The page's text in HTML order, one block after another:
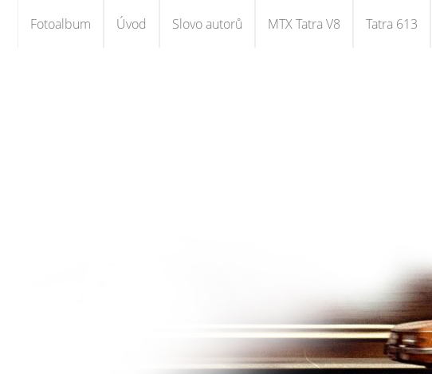
Fotoalbum Úvod Slovo autorů MTX Tatra V8 Tatra 613